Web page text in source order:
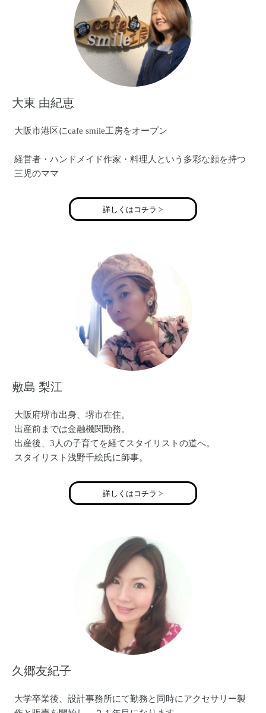
大東 由紀恵
大阪市港区にcafe smile工房をオープン
経営者・ハンドメイド作家・料理人という多彩な顔を持つ
三児のママ
詳しくはコチラ >
敷島 梨江
大阪府堺市出身、堺市在住。
出産前までは金融機関勤務。
出産後、3人の子育てを経てスタイリストの道へ。
スタイリスト浅野千絵氏に師事。
詳しくはコチラ >
久郷友紀子
大学卒業後、設計事務所にて勤務と同時にアクセサリー製